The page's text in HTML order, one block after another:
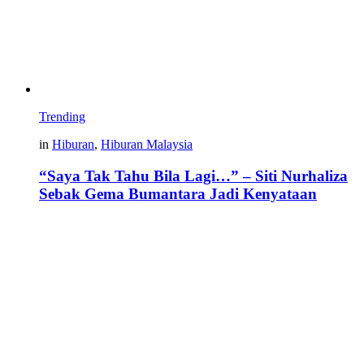
Trending
in Hiburan, Hiburan Malaysia
“Saya Tak Tahu Bila Lagi…” – Siti Nurhaliza
Sebak Gema Bumantara Jadi Kenyataan